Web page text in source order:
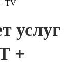
услуг
+